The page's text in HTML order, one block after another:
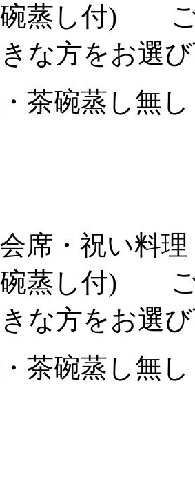
碗蒸し付) ご
な方をお選
茶碗蒸し無
席・祝い料
碗蒸し付) ご
な方をお選
茶碗蒸し無